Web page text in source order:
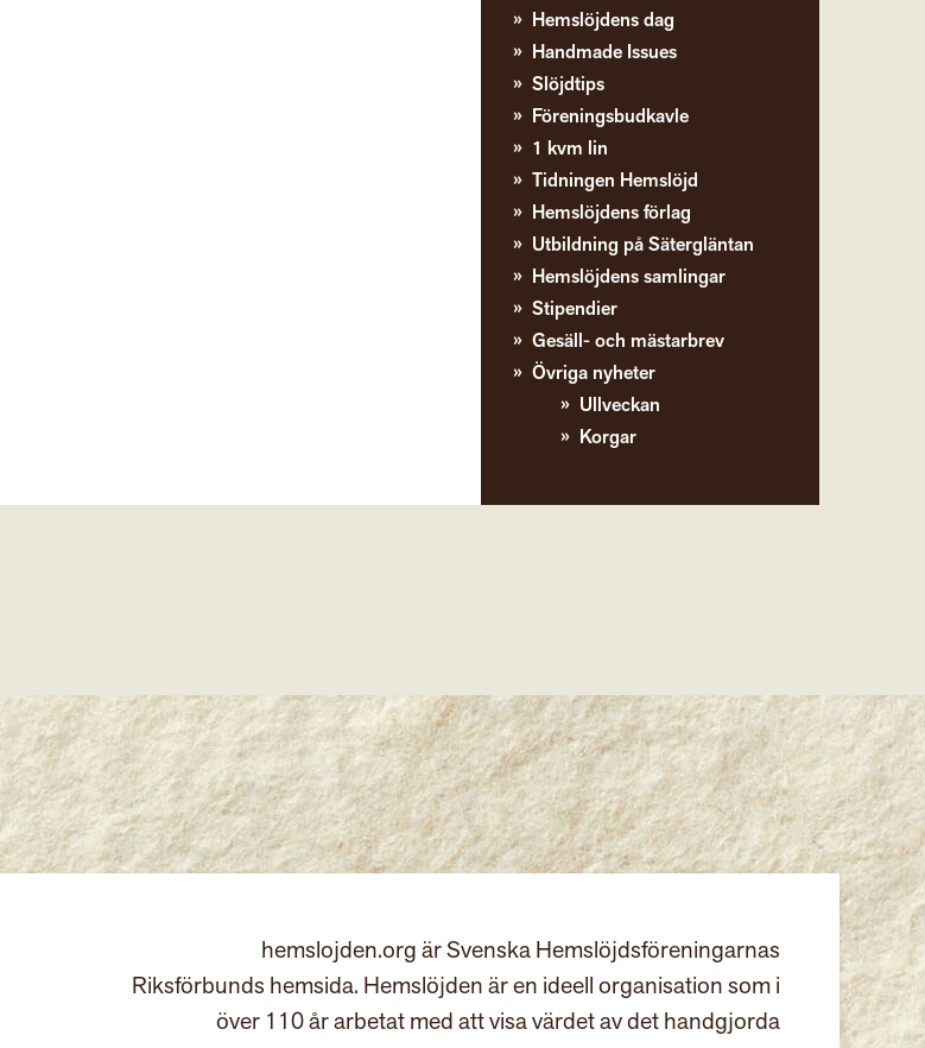
Hemslöjdens dag
Handmade Issues
Slöjdtips
Föreningsbudkavle
1 kvm lin
Tidningen Hemslöjd
Hemslöjdens förlag
Utbildning på Sätergläntan
Hemslöjdens samlingar
Stipendier
Gesäll- och mästarbrev
Övriga nyheter
Ullveckan
Korgar
hemslojden.org är Svenska Hemslöjdsföreningarnas
Riksförbunds hemsida. Hemslöjden är en ideell organisation som i
över 110 år arbetat med att visa värdet av det handgjorda